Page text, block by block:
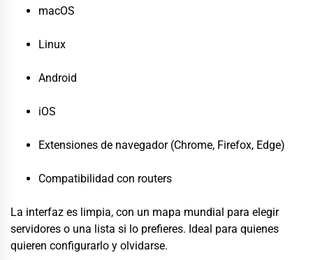
macOS
Linux
Android
iOS
Extensiones de navegador (Chrome, Firefox, Edge)
Compatibilidad con routers
La interfaz es limpia, con un mapa mundial para elegir
servidores o una lista si lo prefieres. Ideal para quienes
quieren configurarlo y olvidarse.